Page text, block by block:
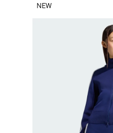
NEW